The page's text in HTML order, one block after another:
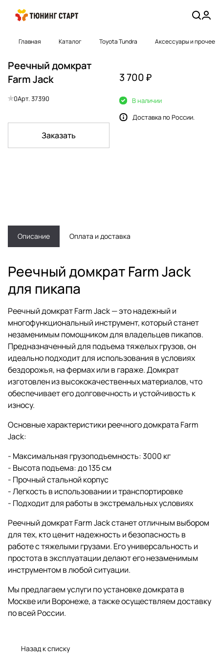
Главная Каталог Toyota Tundra Аксессуары и прочее
Реечный домкрат
Farm Jack
0Арт.37390
Заказать
3 700 ₽
В наличии
Доставка по России.
Описание Оплата и доставка
Реечный домкрат Farm Jack
для пикапа
Реечный домкрат Farm Jack — это надежный и
многофункциональный инструмент, который станет
незаменимым помощником для владельцев пикапов.
Предназначенный для подъема тяжелых грузов, он
идеально подходит для использования в условиях
бездорожья, на фермах или в гараже. Домкрат
изготовлен из высококачественных материалов, что
обеспечивает его долговечность и устойчивость к
износу.
Основные характеристики реечного домкрата Farm
Jack:
- Максимальная грузоподъемность: 3000 кг
- Высота подъема: до 135 см
- Прочный стальной корпус
- Легкость в использовании и транспортировке
- Подходит для работы в экстремальных условиях
Реечный домкрат Farm Jack станет отличным выбором
для тех, кто ценит надежность и безопасность в
работе с тяжелыми грузами. Его универсальность и
простота в эксплуатации делают его незаменимым
инструментом в любой ситуации.
Мы предлагаем услуги по установке домкрата в
Москве или Воронеже, а также осуществляем доставку
по всей России.
Назад к списку